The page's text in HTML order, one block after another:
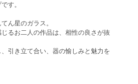
す。
ん星のガラス。
るお二人の作品は、相性の良さが抜
引き立て合い、器の愉しみと魅力を